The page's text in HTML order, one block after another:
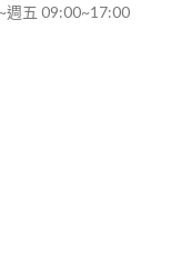
週五 09:00~17:00